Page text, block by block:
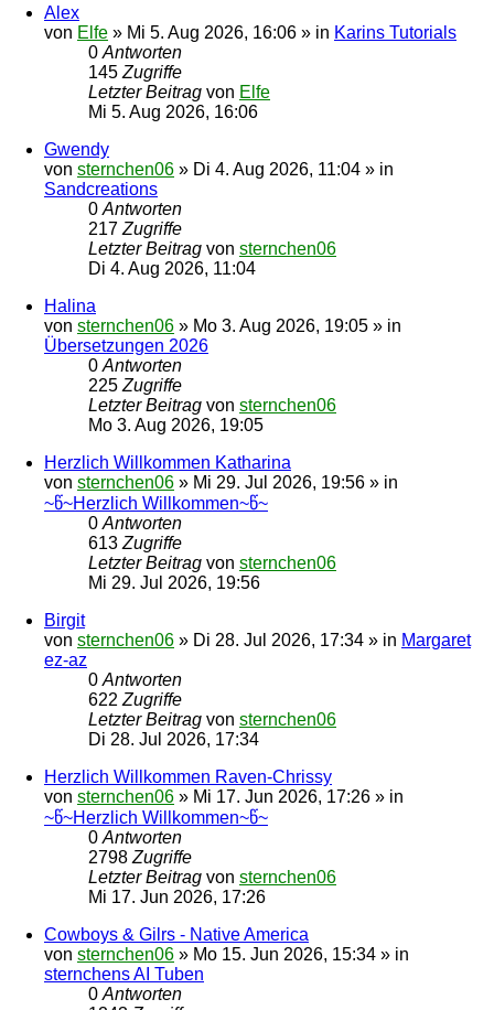
Alex
von Elfe » Mi 5. Aug 2026, 16:06 » in Karins Tutorials
0 Antworten
145 Zugriffe
Letzter Beitrag von Elfe
Mi 5. Aug 2026, 16:06
Gwendy
von sternchen06 » Di 4. Aug 2026, 11:04 » in
Sandcreations
0 Antworten
217 Zugriffe
Letzter Beitrag von sternchen06
Di 4. Aug 2026, 11:04
Halina
von sternchen06 » Mo 3. Aug 2026, 19:05 » in
Übersetzungen 2026
0 Antworten
225 Zugriffe
Letzter Beitrag von sternchen06
Mo 3. Aug 2026, 19:05
Herzlich Willkommen Katharina
von sternchen06 » Mi 29. Jul 2026, 19:56 » in
~წ~Herzlich Willkommen~წ~
0 Antworten
613 Zugriffe
Letzter Beitrag von sternchen06
Mi 29. Jul 2026, 19:56
Birgit
von sternchen06 » Di 28. Jul 2026, 17:34 » in Margaret
ez-az
0 Antworten
622 Zugriffe
Letzter Beitrag von sternchen06
Di 28. Jul 2026, 17:34
Herzlich Willkommen Raven-Chrissy
von sternchen06 » Mi 17. Jun 2026, 17:26 » in
~წ~Herzlich Willkommen~წ~
0 Antworten
2798 Zugriffe
Letzter Beitrag von sternchen06
Mi 17. Jun 2026, 17:26
Cowboys & Gilrs - Native America
von sternchen06 » Mo 15. Jun 2026, 15:34 » in
sternchens AI Tuben
0 Antworten